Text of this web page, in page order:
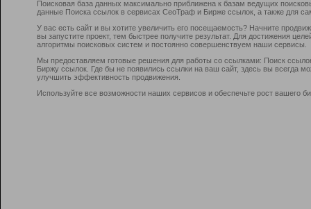
Поисковая база данных максимально приближена к базам ведущих
данные Поиска ссылок в сервисах СеоТраф и Бирже ссылок, а также для
У вас есть сайт и вы хотите увеличить его посещаемость? Начните
вы запустите проект, тем быстрее получите результат. Для достижения
алгоритмы поисковых систем и постоянно совершенствуем наши сервисы.
Мы предоставляем готовые решения для работы со ссылками: Поиск
Биржу ссылок. Где бы не появились ссылки на ваш сайт, здесь вы всегда
улучшить эффективность продвижения.
Используйте все возможности наших сервисов и обеспечьте рост вашего